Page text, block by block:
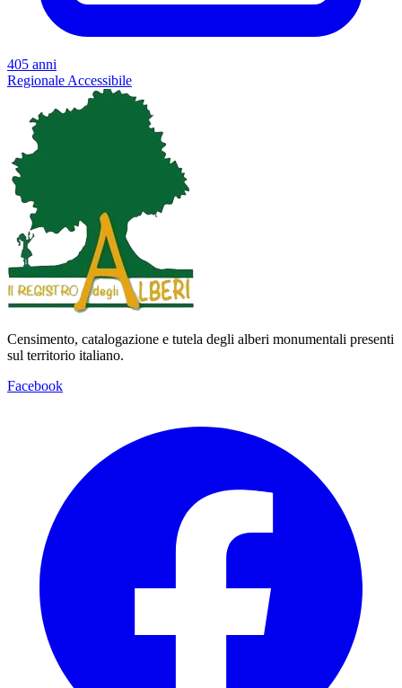
405 anni
Regionale Accessibile
Censimento, catalogazione e tutela degli alberi monumentali presenti
sul territorio italiano.
Facebook